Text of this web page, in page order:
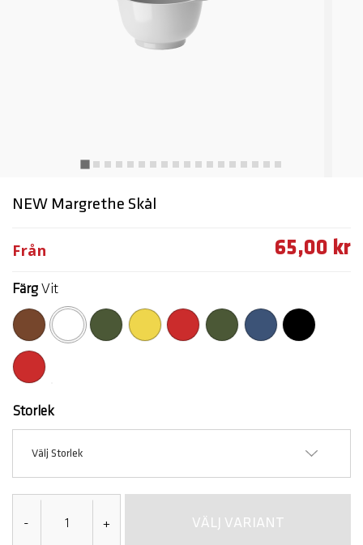
NEW Margrethe Skål
Från 65,00 kr
Färg Vit
markerade
Storlek
Välj Storlek
- + VÄLJ VARIANT